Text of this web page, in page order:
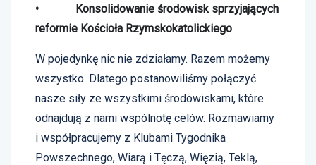
• Konsolidowanie środowisk sprzyjających
reformie Kościoła Rzymskokatolickiego
W pojedynkę nic nie zdziałamy. Razem możemy
wszystko. Dlatego postanowiliśmy połączyć
nasze siły ze wszystkimi środowiskami, które
odnajdują z nami wspólnotę celów. Rozmawiamy
i współpracujemy z Klubami Tygodnika
Powszechnego, Wiarą i Tęczą, Więzią, Teklą,